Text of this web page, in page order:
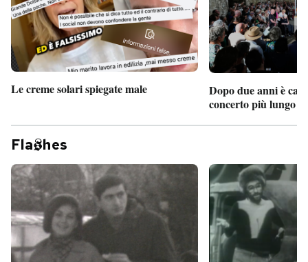
Le creme solari spiegate male
Dopo due anni è
concerto più lungo
Fla hes